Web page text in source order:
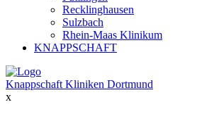
Recklinghausen
Sulzbach
Rhein-Maas Klinikum
KNAPPSCHAFT
Knappschaft Kliniken Dortmund
x